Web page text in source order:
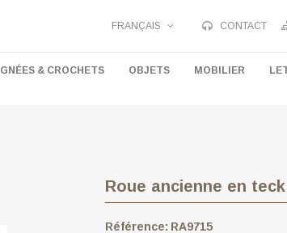
CONTACT
FRANÇAIS
& CROCHETS OBJETS MOBILIER
Roue ancienne en
Référence: RA9715